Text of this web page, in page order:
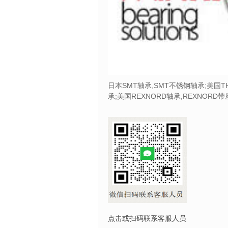
日本SMT轴承,SMT不锈钢轴承;美国
承;美国REXNORD轴承,REXNORD带
点击或扫码联系客服人员